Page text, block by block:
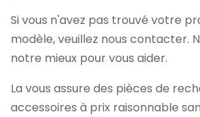
Si vous n'avez pas trouvé votre
modèle, veuillez nous contacter.
notre mieux pour vous aider.
La vous assure des pièces de
accessoires à prix raisonnable